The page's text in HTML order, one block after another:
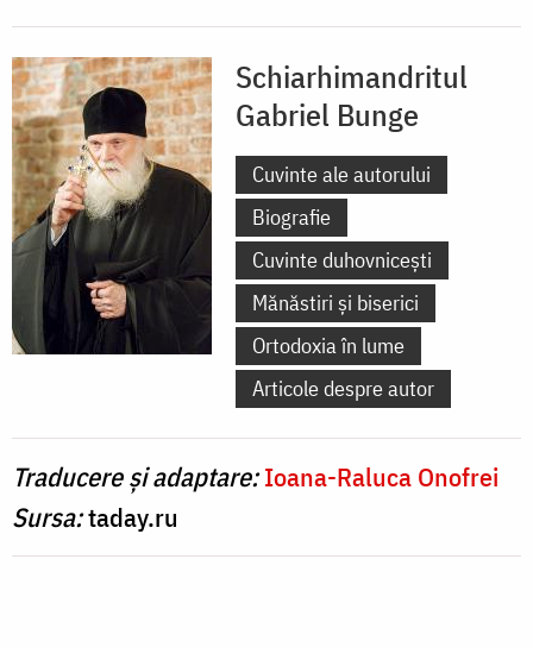
Schiarhimandritul
Gabriel Bunge
Cuvinte ale autorului
Biografie
Cuvinte duhovnicești
Mănăstiri și biserici
Ortodoxia în lume
Articole despre autor
Traducere și adaptare:Ioana-Raluca Onofrei
Sursa:taday.ru